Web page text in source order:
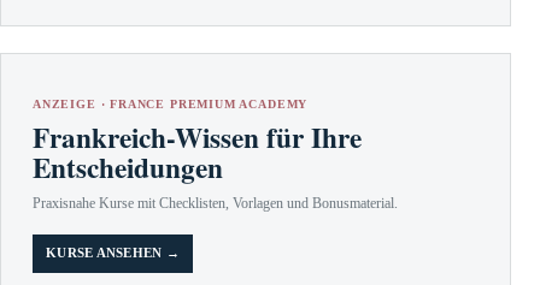
ANZEIGE · FRANCE PREMIUM ACADEMY
Frankreich-Wissen für Ihre
Entscheidungen
Praxisnahe Kurse mit Checklisten, Vorlagen und Bonusmaterial.
KURSE ANSEHEN →